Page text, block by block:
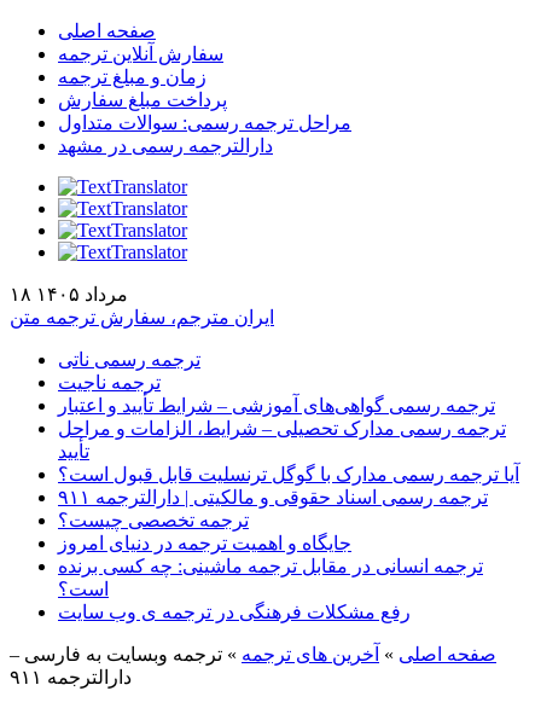
صفحه اصلی
سفارش آنلاین ترجمه
زمان و مبلغ ترجمه
پرداخت مبلغ سفارش
مراحل ترجمه رسمی: سوالات متداول
دارالترجمه رسمی در مشهد
۱۸ مرداد ۱۴۰۵
ایران مترجم، سفارش ترجمه متن
ترجمه رسمی ناتی
ترجمه ناجیت
ترجمه رسمی گواهی‌های آموزشی – شرایط تأیید و اعتبار
ترجمه رسمی مدارک تحصیلی – شرایط، الزامات و مراحل
تأیید
آیا ترجمه رسمی مدارک با گوگل ترنسلیت قابل قبول است؟
ترجمه رسمی اسناد حقوقی و مالکیتی | دارالترجمه ۹۱۱
ترجمه تخصصی چیست؟
جایگاه و اهمیت ترجمه در دنیای امروز
ترجمه انسانی در مقابل ترجمه ماشینی: چه کسی برنده
است؟
رفع مشکلات فرهنگی در ترجمه ی وب سایت
صفحه اصلی » آخرین های ترجمه » ترجمه وبسایت به فارسی –
دارالترجمه ۹۱۱